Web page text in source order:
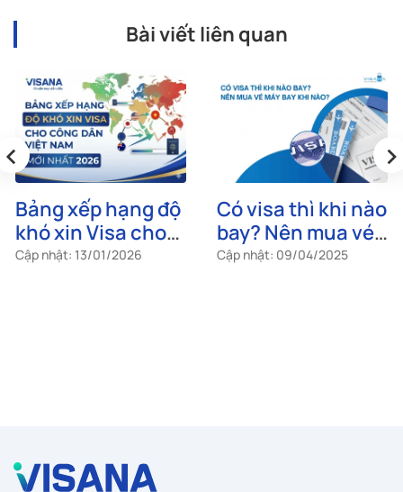
Bài viết liên quan
Bảng xếp hạng độ
khó xin Visa cho
công dân Việt
Cập nhật: 13/01/2026
Có visa thì khi nào
bay? Nên mua vé
máy bay khi nào?
Cập nhật: 09/04/2025
‹ ›